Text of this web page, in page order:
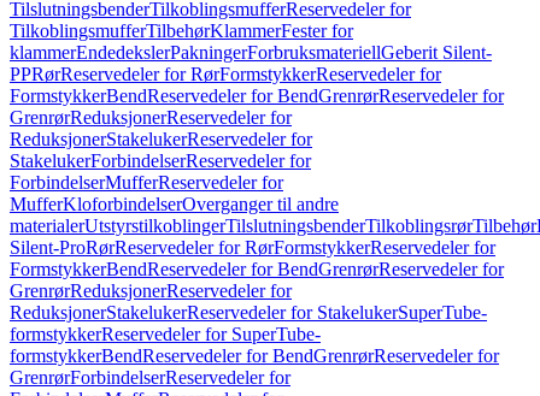
TilslutningsbenderTilkoblingsmufferReservedeler for
TilkoblingsmufferTilbehørKlammerFester for
klammerEndedekslerPakningerForbruksmateriellGeberit Silent-
PPRørReservedeler for RørFormstykkerReservedeler for
FormstykkerBendReservedeler for BendGrenrørReservedeler for
GrenrørReduksjonerReservedeler for
ReduksjonerStakelukerReservedeler for
StakelukerForbindelserReservedeler for
ForbindelserMufferReservedeler for
MufferKloforbindelserOverganger til andre
materialerUtstyrstilkoblingerTilslutningsbenderTilkoblingsrørTilbehør
Silent-ProRørReservedeler for RørFormstykkerReservedeler for
FormstykkerBendReservedeler for BendGrenrørReservedeler for
GrenrørReduksjonerReservedeler for
ReduksjonerStakelukerReservedeler for StakelukerSuperTube-
formstykkerReservedeler for SuperTube-
formstykkerBendReservedeler for BendGrenrørReservedeler for
GrenrørForbindelserReservedeler for